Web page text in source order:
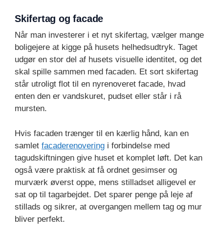
Skifertag og facade
Når man investerer i et nyt skifertag, vælger mange
boligejere at kigge på husets helhedsudtryk. Taget
udgør en stor del af husets visuelle identitet, og det
skal spille sammen med facaden. Et sort skifertag
står utroligt flot til en nyrenoveret facade, hvad
enten den er vandskuret, pudset eller står i rå
mursten.
Hvis facaden trænger til en kærlig hånd, kan en
samlet facaderenovering i forbindelse med
tagudskiftningen give huset et komplet løft. Det kan
også være praktisk at få ordnet gesimser og
murværk øverst oppe, mens stilladset alligevel er
sat op til tagarbejdet. Det sparer penge på leje af
stillads og sikrer, at overgangen mellem tag og mur
bliver perfekt.